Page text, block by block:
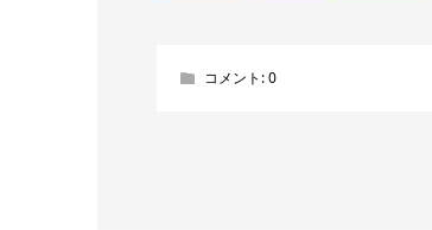
コメント:0